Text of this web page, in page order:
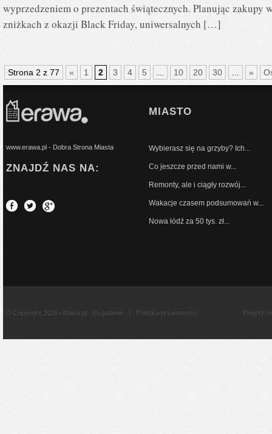
wyprzedzeniem o prezentach świątecznych. Planując zakupy
zniżkach z okazji Black Friday, uniwersalnych […]
Strona 2 z 77 « 1 2 3 4 5 10 20 30 »
www.erawa.pl - Dobra Strona Miasta
ZNAJDŹ NAS NA:
MIASTO
Wybierasz się na grzyby? Ich...
Co jeszcze przed nami w...
Remonty, ale i ciągły rozwój...
Wakacje czasem podsumowań w...
Nowa łódź za 50 tys. zł...
© Copyright 2026 eRawa.pl Regulamin | Polityka prywatnosci Projekt i